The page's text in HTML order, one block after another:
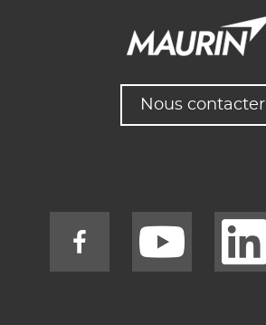
Nous contacter